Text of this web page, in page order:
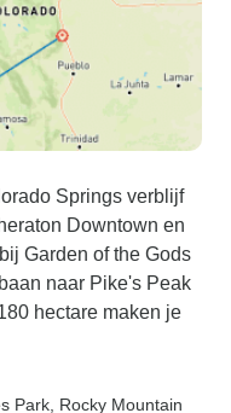
Springs verblijf
Downtown en
Garden of the Gods
naar Pike's Peak
hectare maken je
Park , Rocky Mountain